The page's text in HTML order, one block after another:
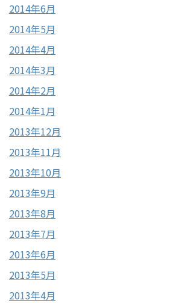
2014年6月
2014年5月
2014年4月
2014年3月
2014年2月
2014年1月
2013年12月
2013年11月
2013年10月
2013年9月
2013年8月
2013年7月
2013年6月
2013年5月
2013年4月